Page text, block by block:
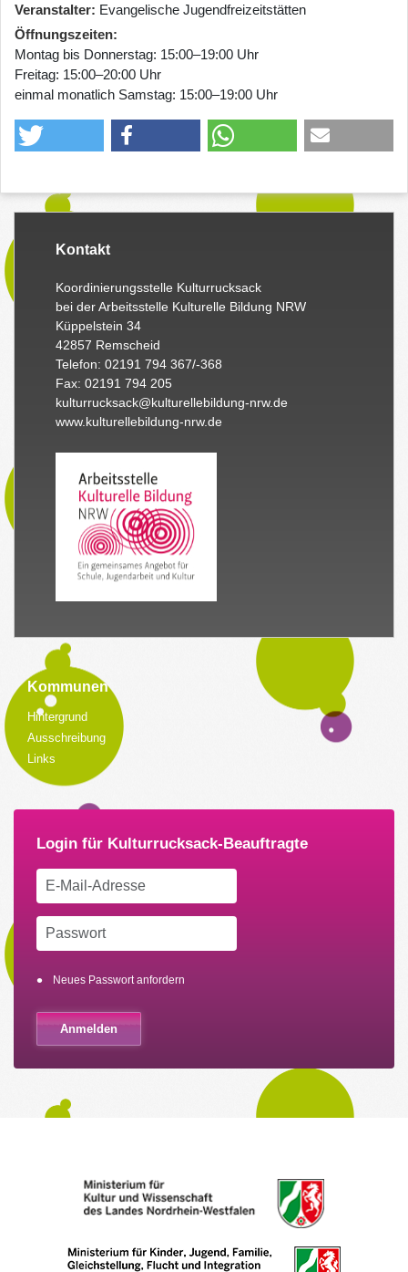
Veranstalter Evangelische Jugendfreizeitstätten
Öffnungszeiten
Montag bis Donnerstag: 15:00–19:00 Uhr
Freitag: 15:00–20:00 Uhr
einmal monatlich Samstag: 15:00–19:00 Uhr
Kontakt
Koordinierungsstelle Kulturrucksack
bei der Arbeitsstelle Kulturelle Bildung NRW
Küppelstein 34
42857 Remscheid
Telefon: 02191 794 367/-368
Fax: 02191 794 205
kulturrucksack@kulturellebildung-nrw.de
www.kulturellebildung-nrw.de
Kommunen
Hintergrund
Ausschreibung
Links
Neues Passwort anfordern